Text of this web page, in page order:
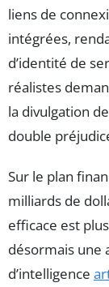
liens de
intégrées,
d’identité de
réalistes
la divulgation
double
Sur le plan
milliards de
efficace est
désormais une
d’intelligence